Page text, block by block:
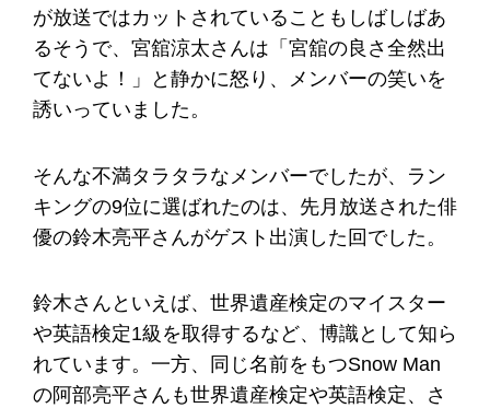
が放送ではカットされていることもしばしばあ
るそうで、宮舘涼太さんは「宮舘の良さ全然出
てないよ！」と静かに怒り、メンバーの笑いを
誘いっていました。
そんな不満タラタラなメンバーでしたが、ラン
キングの9位に選ばれたのは、先月放送された俳
優の鈴木亮平さんがゲスト出演した回でした。
鈴木さんといえば、世界遺産検定のマイスター
や英語検定1級を取得するなど、博識として知ら
れています。一方、同じ名前をもつSnow Man
の阿部亮平さんも世界遺産検定や英語検定、さ